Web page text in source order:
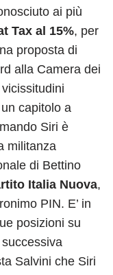
ai più
Tax al 15%, per
proposta di
alla Camera dei
capitolo a
Siri è
militanza
di Bettino
Italia Nuova,
PIN. E’ in
posizioni su
Salvini che Siri